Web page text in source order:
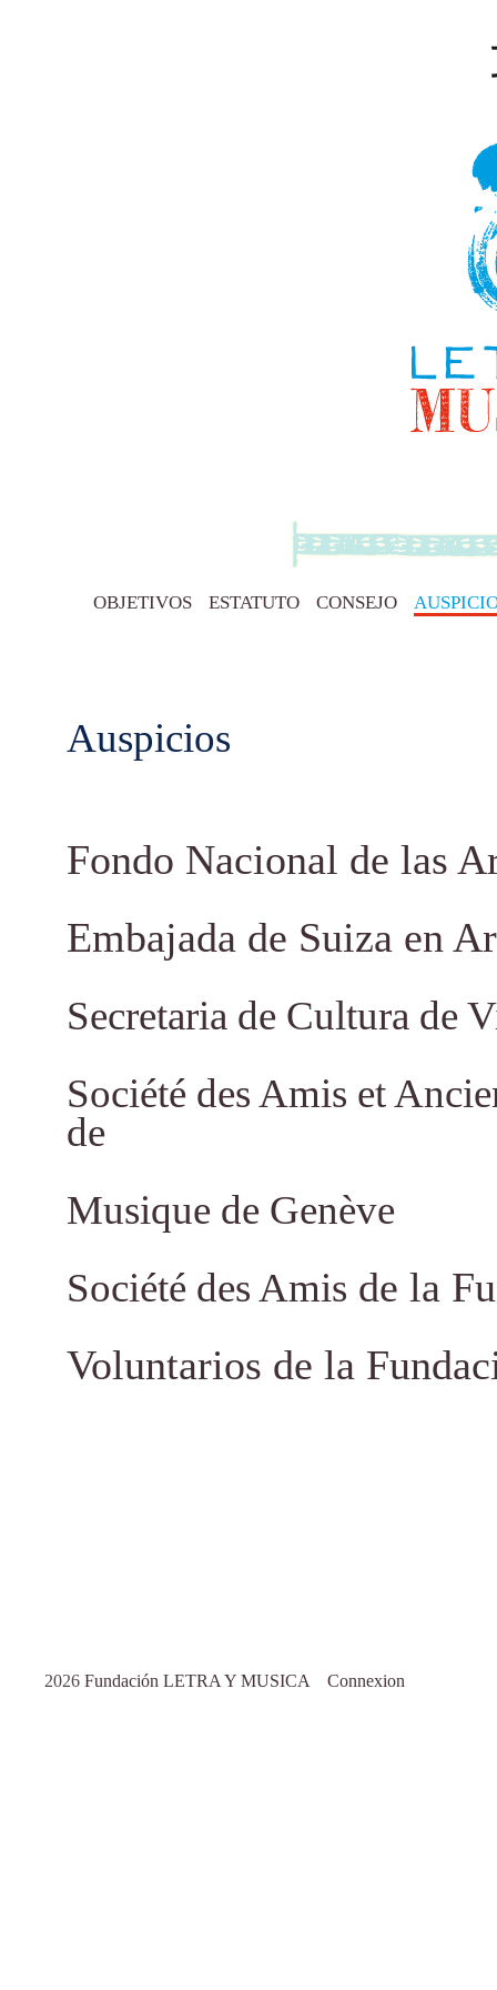
OBJETIVOS ESTATUTO CONSEJO
Auspicios
Fondo Nacional de las
Embajada de Suiza en
Secretaria de Cultura de
Société des Amis et
de
Musique de Genève
Société des Amis de la
Voluntarios de la
2026 Fundación LETRA Y MUSICA Connexion